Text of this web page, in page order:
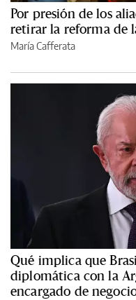
Por presión de los
retirar la reforma de
María Cafferata
Qué implica que
diplomática con la
encargado de